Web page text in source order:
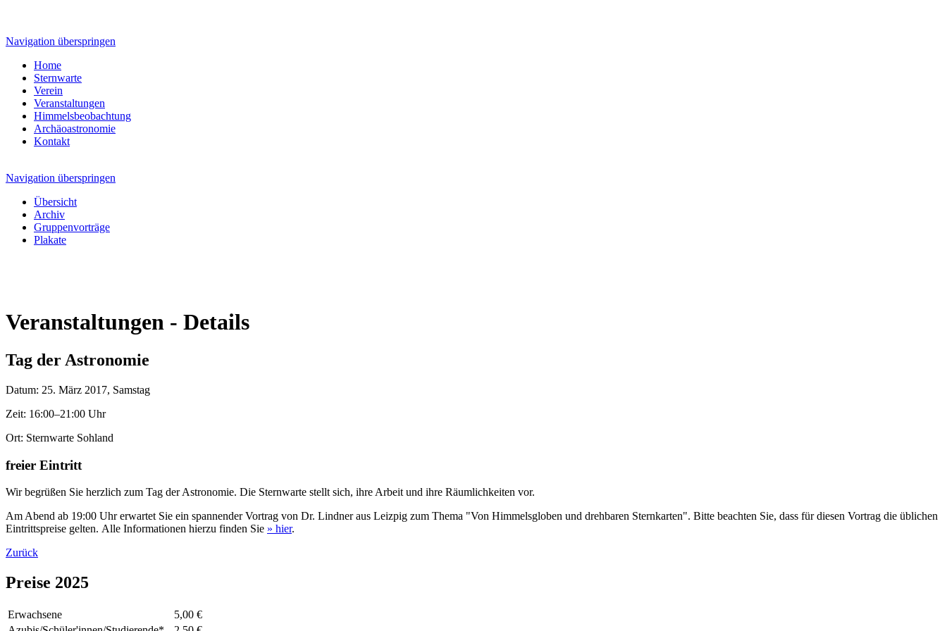
Navigation überspringen
Home
Sternwarte
Verein
Veranstaltungen
Himmelsbeobachtung
Archäoastronomie
Kontakt
Navigation überspringen
Übersicht
Archiv
Gruppenvorträge
Plakate
Veranstaltungen - Details
Tag der Astronomie
Datum: 25. März 2017, Samstag
Zeit: 16:00–21:00 Uhr
Ort: Sternwarte Sohland
freier Eintritt
Wir begrüßen Sie herzlich zum Tag der Astronomie. Die Sternwarte stellt sich, ihre Arbeit und ihre Räumlichkeiten vor.
Am Abend ab 19:00 Uhr erwartet Sie ein spannender Vortrag von Dr. Lindner aus Leizpig zum Thema "Von Himmelsgloben und drehbaren Sternkarten". Bitte beachten Sie, dass für diesen Vortrag die üblichen
Eintrittspreise gelten. Alle Informationen hierzu finden Sie » hier.
Zurück
Preise 2025
Erwachsene
5,00 €